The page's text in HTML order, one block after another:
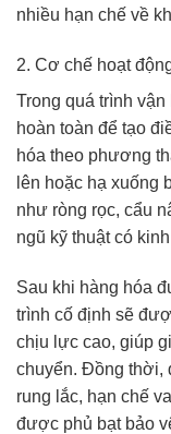
nhiều hạn chế về
2. Cơ chế hoạt
Trong quá trình
hoàn toàn để tạo
hóa theo phương
lên hoặc hạ xuống
như ròng rọc, cẩu
ngũ kỹ thuật có
Sau khi hàng hóa
trình cố định sẽ
chịu lực cao, giúp
chuyển. Đồng thời,
rung lắc, hạn chế
được phủ bạt bảo